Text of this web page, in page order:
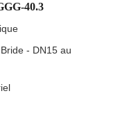
40.3
- DN15 au